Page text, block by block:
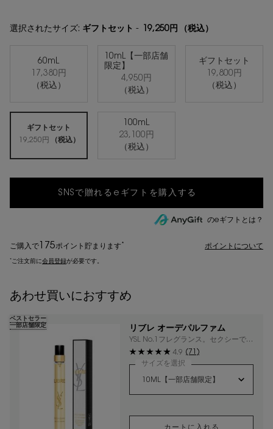
選択されたサイズ: ギフトセット - 19,250円 （税込）
選択済み
60mL
17,380円
（税込）
, 1/5 選択済み
10mL【一部店舗
限定】
4,950円
（税込）
, 2/5 選択済み
ギフトセット
19,800円
（税込）
, 3/5
選択済み
ギフトセット
19,250円
（税込）
, 4/5 選択済み
100mL
23,100円
（税込）
, 5/5
のeギフトとは？
ご購入で 175ポイント 貯まります * ポイントについて
*ご注文前に会員登録が必要です。
あわせ買いにおすすめ
リブレ オーデパルファム
YSL No.1フレグランス。セクシーでク
ールなフローラルラベンダー。
ベストセラー
一部店舗限定
4.9 (71)
サイズを選択